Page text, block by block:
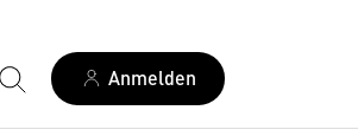
Anmelden